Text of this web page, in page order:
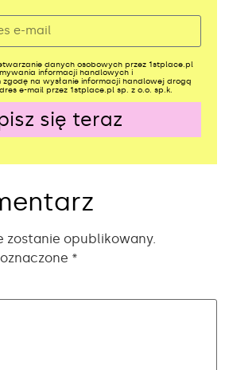
danych osobowych przez 1stplace.pl
informacji handlowych i
na wysłanie informacji handlowej drogą
e-mail przez 1stplace.pl sp. z o.o. sp.k.
się teraz
zostanie opublikowany.
*